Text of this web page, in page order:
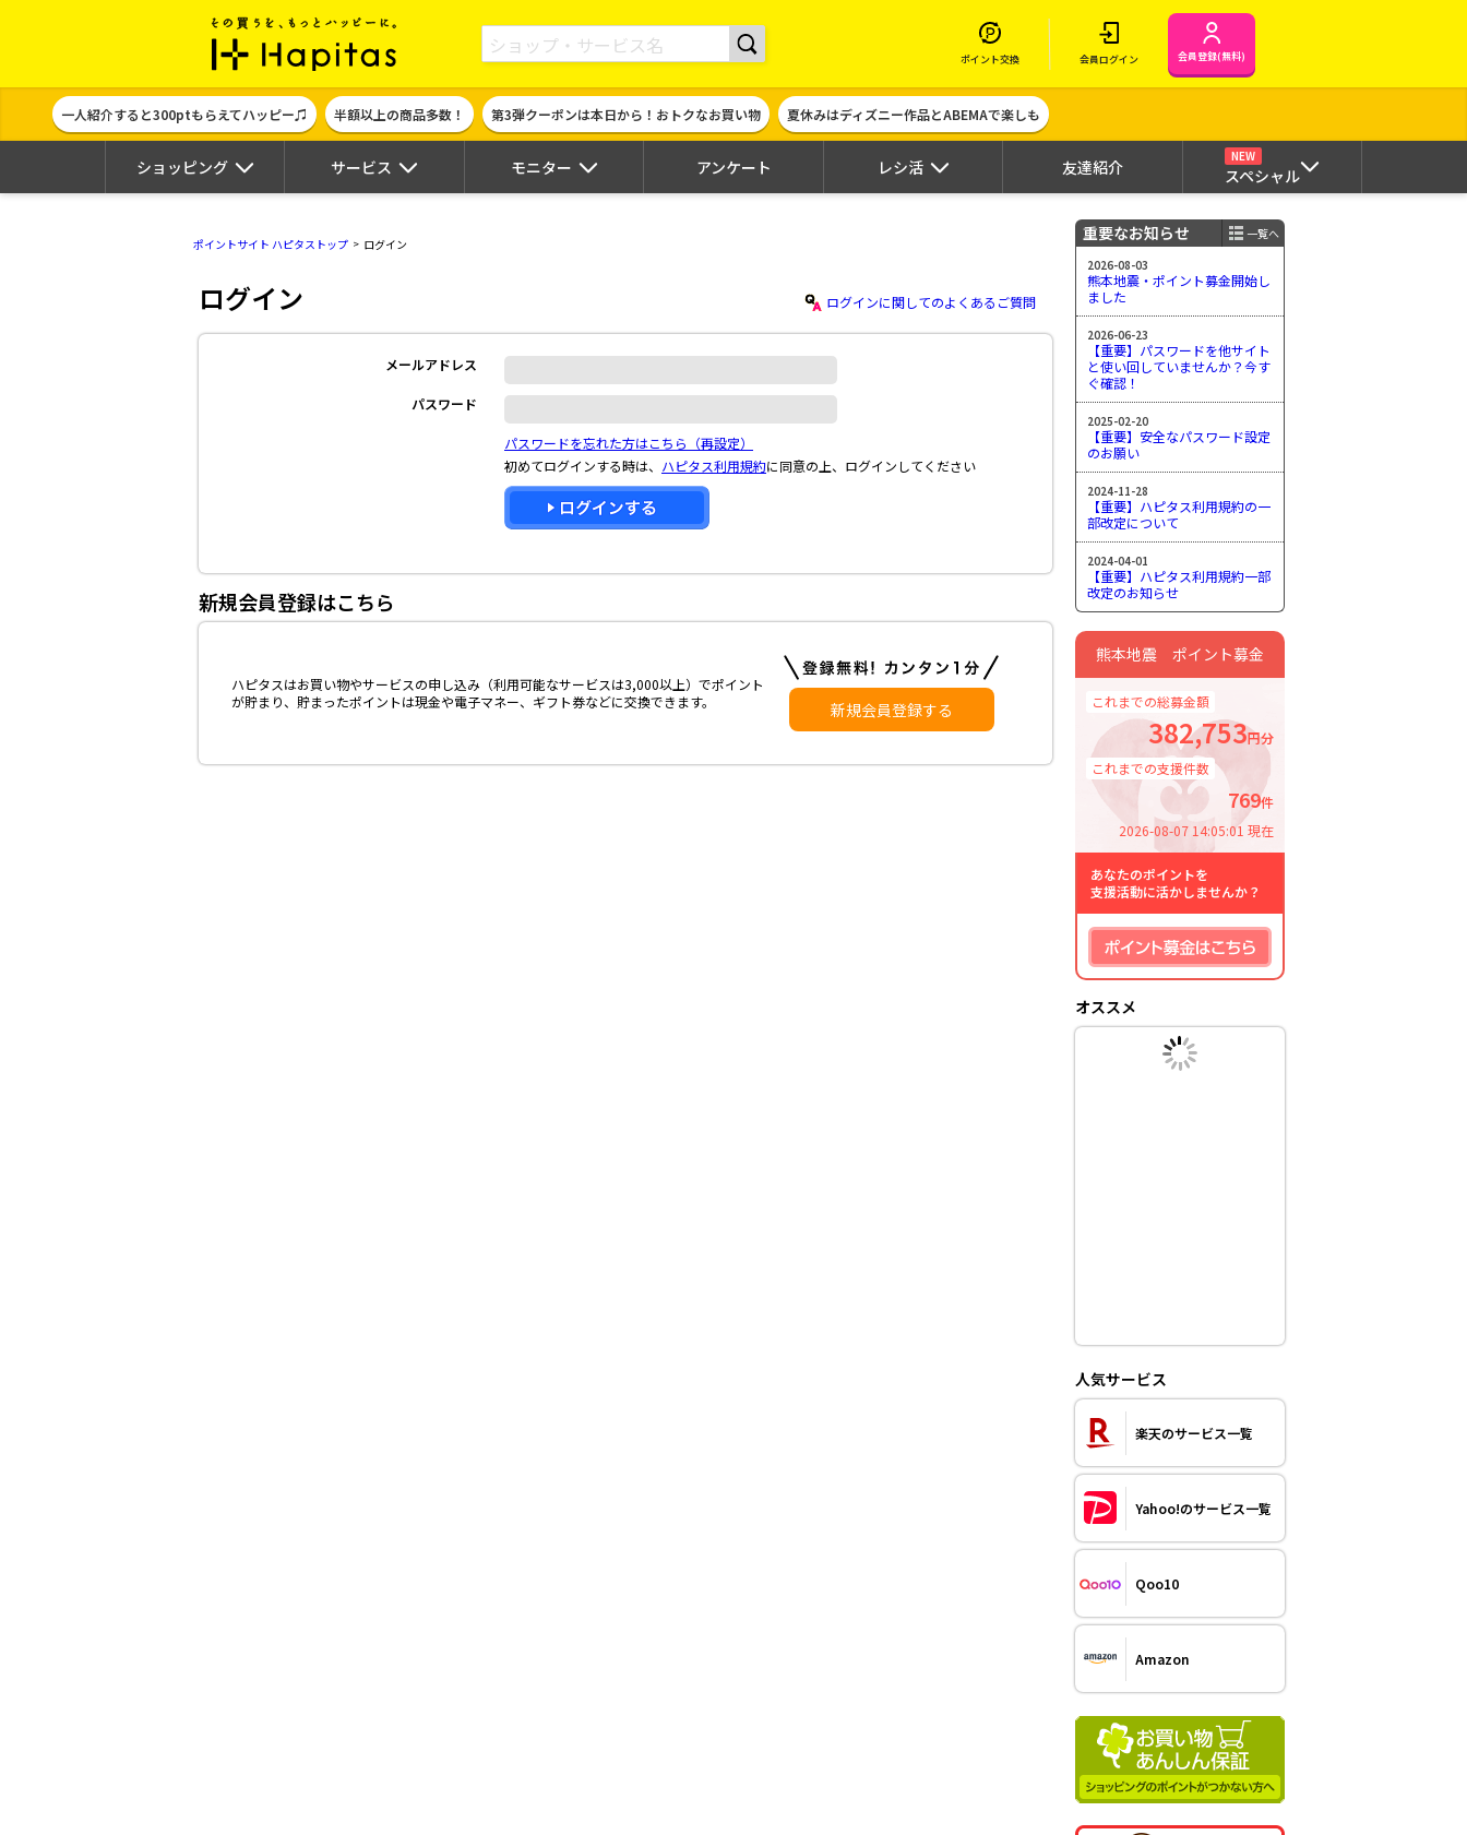
ポイント貯めて現金やギフト券に交換できるポイントサイト | ハピタス
ポイント交換 会員ログイン 会員登録(無料)
一人紹介すると300ptもらえてハッピー♫ 半額以上の商品多数！ 第3弾クーポンは本日から！おトクなお買い物 夏休みはディズニー作品とABEMAで楽しも
ショッピング サービス モニター アンケート レシ活 友達紹介
NEW
スペシャル
ポイントサイト ハピタストップ ログイン
ログイン ログインに関してのよくあるご質問
メールアドレス
パスワード
パスワードを忘れた方はこちら（再設定）
初めてログインする時は、 ハピタス利用規約に同意の上、ログインしてください
新規会員登録はこちら
ハピタスはお買い物やサービスの申し込み（利用可能なサービスは3,000以上）でポイント
が貯まり、貯まったポイントは現金や電子マネー、ギフト券などに交換できます。
新規会員登録する
重要なお知らせ
一覧へ
2026-08-03
熊本地震・ポイント募金開始し
ました
2026-06-23
【重要】パスワードを他サイト
と使い回していませんか？今す
ぐ確認！
2025-02-20
【重要】安全なパスワード設定
のお願い
2024-11-28
【重要】ハピタス利用規約の一
部改定について
2024-04-01
【重要】ハピタス利用規約一部
改定のお知らせ
熊本地震 ポイント募金
これまでの総募金額
382,753円分
これまでの支援件数
769件
2026-08-07 14:05:01 現在
あなたのポイントを
支援活動に活かしませんか？
オススメ
人気サービス
楽天のサービス一覧
Yahoo!のサービス一覧
Qoo10
Amazon